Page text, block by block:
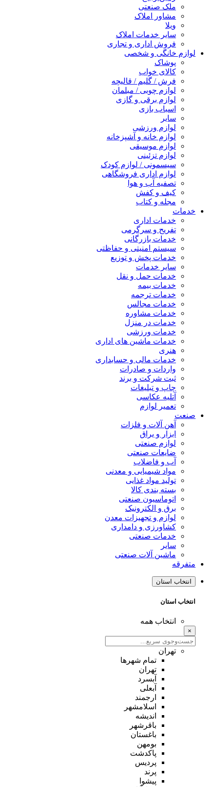
ملک صنعتی
مشاور املاک
ویلا
سایر خدمات املاک
فروش اداری و تجاری
لوازم خانگی و شخصی
پوشاک
کالای خواب
فرش / گلیم / قالیچه
لوازم چوبی / مبلمان
لوازم برقی و گازی
اسباب بازی
سایر
لوازم ورزشی
لوازم خانه و آشپزخانه
لوازم موسیقی
لوازم تزئینی
سیسمونی / لوازم کودک
لوازم اداری فروشگاهی
تصفیه آب و هوا
کیف و کفش
مجله و کتاب
خدمات
خدمات اداری
تفریح و سرگرمی
خدمات بازرگانی
سیستم امنیتی و حفاظتی
خدمات پخش و توزیع
سایر خدمات
خدمات حمل و نقل
خدمات بیمه
خدمات ترجمه
خدمات مجالس
خدمات مشاوره
خدمات در منزل
خدمات ورزشی
خدمات ماشین های اداری
هنری
خدمات مالی و حسابداری
واردات و صادرات
ثبت شرکت و برند
چاپ و تبلیغات
آتلیه عکاسی
تعمیر لوازم
صنعت
آهن آلات و فلزات
ابزار و یراق
لوازم صنعتی
ضایعات صنعتی
آب و فاضلاب
مواد شیمیایی و معدنی
تولید مواد غذایی
بسته بندی کالا
اتوماسیون صنعتی
برق و الکترونیک
لوازم و تجهیزات معدن
کشاورزی و دامداری
خدمات صنعتی
سایر
ماشین آلات صنعتی
متفرقه
انتخاب استان
انتخاب استان
انتخاب همه
×
تهران
تمام شهر‌ها
تهران
آبسرد
آبعلی
ارجمند
اسلامشهر
اندیشه
باقرشهر
باغستان
بومهن
پاکدشت
پردیس
پرند
پیشوا